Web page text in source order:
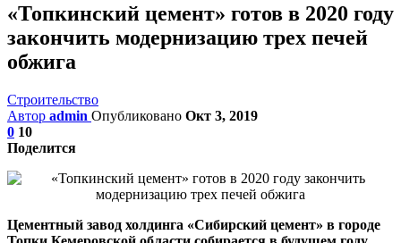
«Топкинский цемент» готов в 2020 году
закончить модернизацию трех печей
обжига
Строительство
Автор admin Опубликовано Окт 3, 2019
0 10
Поделится
Цементный завод холдинга «Сибирский цемент» в городе